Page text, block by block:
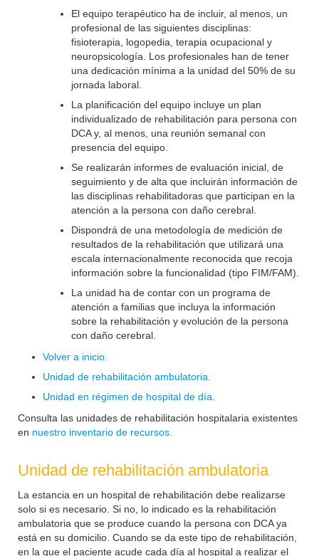
El equipo terapéutico ha de incluir, al menos, un
profesional de las siguientes disciplinas:
fisioterapia, logopedia, terapia ocupacional y
neuropsicología. Los profesionales han de tener
una dedicación mínima a la unidad del 50% de su
jornada laboral.
La planificación del equipo incluye un plan
individualizado de rehabilitación para persona con
DCA y, al menos, una reunión semanal con
presencia del equipo.
Se realizarán informes de evaluación inicial, de
seguimiento y de alta que incluirán información de
las disciplinas rehabilitadoras que participan en la
atención a la persona con daño cerebral.
Dispondrá de una metodología de medición de
resultados de la rehabilitación que utilizará una
escala internacionalmente reconocida que recoja
información sobre la funcionalidad (tipo FIM/FAM).
La unidad ha de contar con un programa de
atención a familias que incluya la información
sobre la rehabilitación y evolución de la persona
con daño cerebral.
Volver a inicio.
Unidad de rehabilitación ambulatoria.
Unidad en régimen de hospital de día.
Consulta las unidades de rehabilitación hospitalaria existentes
en nuestro inventario de recursos.
Unidad de rehabilitación ambulatoria
La estancia en un hospital de rehabilitación debe realizarse
solo si es necesario. Si no, lo indicado es la rehabilitación
ambulatoria que se produce cuando la persona con DCA ya
está en su domicilio. Cuando se da este tipo de rehabilitación,
en la que el paciente acude cada día al hospital a realizar el